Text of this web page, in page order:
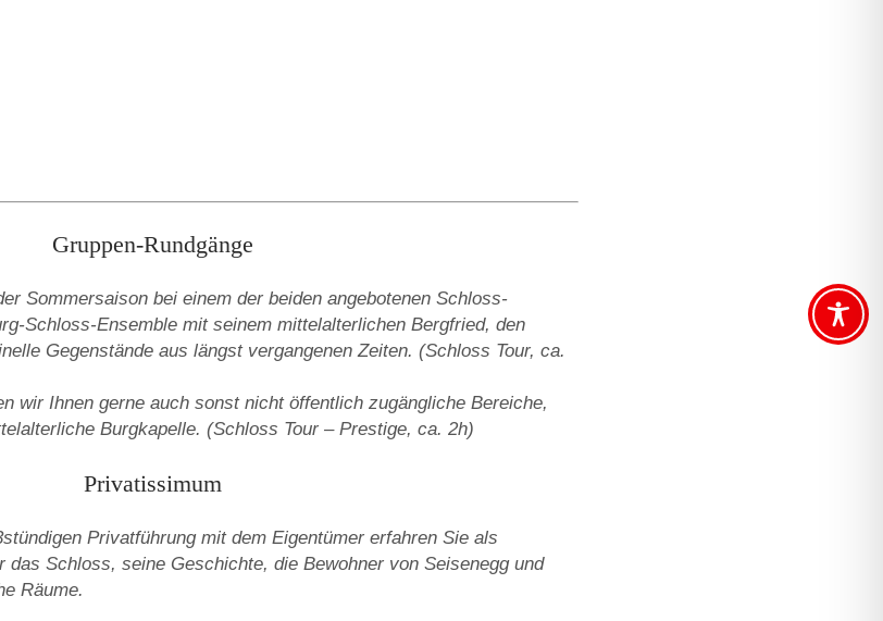
Gruppen-Rundgänge
Sommersaison bei einem der beiden angebotenen Schloss-
Schloss-Ensemble mit seinem mittelalterlichen Bergfried, den
Gegenstände aus längst vergangenen Zeiten. (Schloss Tour, ca.
wir Ihnen gerne auch sonst nicht öffentlich zugängliche Bereiche,
Burgkapelle. (Schloss Tour – Prestige, ca. 2h)
Privatissimum
Privatführung mit dem Eigentümer erfahren Sie als
das Schloss, seine Geschichte, die Bewohner von Seisenegg und
Räume.